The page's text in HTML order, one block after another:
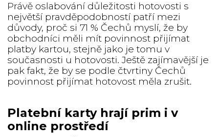
Právě oslabování důležitosti hotovosti s
největší pravděpodobností patří mezi
důvody, proč si 71 % Čechů myslí, že by
obchodníci měli mít povinnost přijímat
platby kartou, stejně jako je tomu v
současnosti u hotovosti. Ještě zajímavější je
pak fakt, že by se podle čtvrtiny Čechů
povinnost přijímat hotovost měla zrušit.
Platební karty hrají prim i v
online prostředí